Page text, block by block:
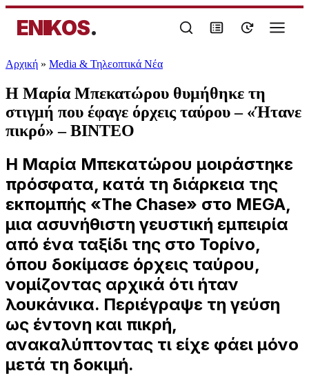
ENIKOS.
Αρχική » Media & Τηλεοπτικά Νέα
Η Μαρία Μπεκατώρου θυμήθηκε τη
στιγμή που έφαγε όρχεις ταύρου – «Ήτανε
πικρό» – ΒΙΝΤΕΟ
Η Μαρία Μπεκατώρου μοιράστηκε
πρόσφατα, κατά τη διάρκεια της
εκπομπής «The Chase» στο MEGA,
μια ασυνήθιστη γευστική εμπειρία
από ένα ταξίδι της στο Τορίνο,
όπου δοκίμασε όρχεις ταύρου,
νομίζοντας αρχικά ότι ήταν
λουκάνικα. Περιέγραψε τη γεύση
ως έντονη και πικρή,
ανακαλύπτοντας τι είχε φάει μόνο
μετά τη δοκιμή.